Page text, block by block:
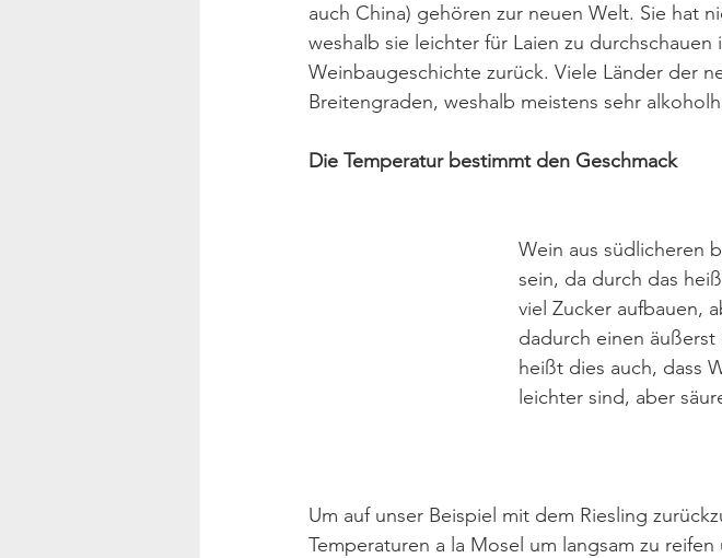
auch China) gehören zur neuen Welt. Sie hat
weshalb sie leichter für Laien zu
Weinbaugeschichte zurück. Viele Länder der
Breitengraden, weshalb meistens sehr
Die Temperatur bestimmt den Geschmack
Wein aus südlicheren
sein, da durch das
viel Zucker aufbauen,
dadurch einen
heißt dies auch, dass
leichter sind, aber
Um auf unser Beispiel mit dem Riesling
Temperaturen a la Mosel um langsam zu